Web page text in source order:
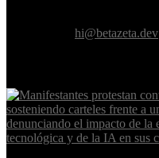
hi@betazeta.dev